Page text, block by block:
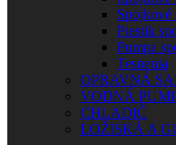
Spojkové
Piestik
Pumpa
Tesnenia
OPRAVNÁ
VODNÁ
CHLADIČ
LOŽISKÁ A